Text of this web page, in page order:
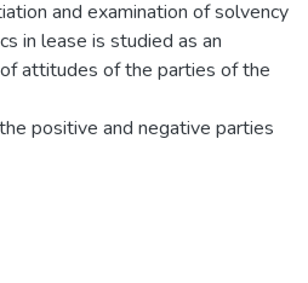
and examination of solvency
in lease is studied as an
attitudes of the parties of the
positive and negative parties